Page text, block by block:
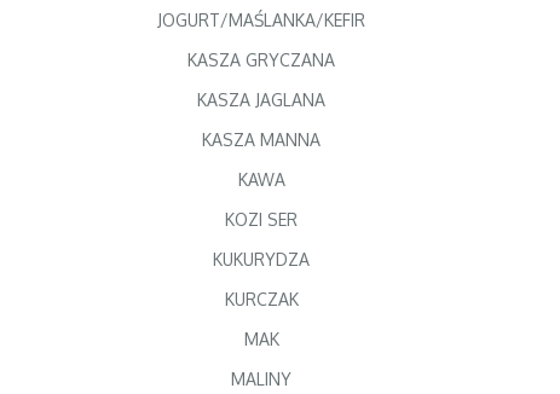
JOGURT/MAŚLANKA/KEFIR
KASZA GRYCZANA
KASZA JAGLANA
KASZA MANNA
KAWA
KOZI SER
KUKURYDZA
KURCZAK
MAK
MALINY